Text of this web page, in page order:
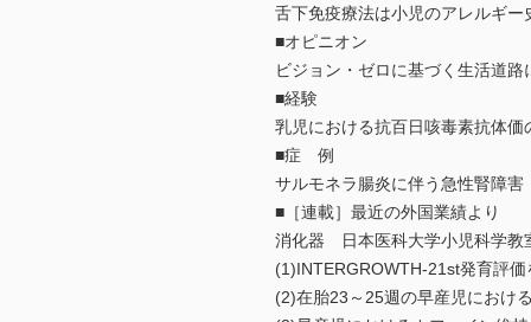
舌下免疫療法は小児のアレルギ
■オピニオン
ビジョン・ゼロに基づく生活道
■経験
乳児における抗百日咳毒素抗体
■症 例
サルモネラ腸炎に伴う急性腎障
■［連載］最近の外国業績より
消化器 日本医科大学小児科学教
(1)INTERGROWTH-21st発育評
(2)在胎23～25週の早産児におけ